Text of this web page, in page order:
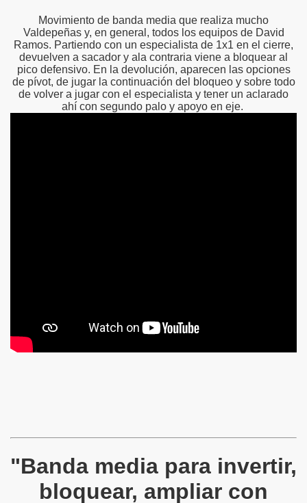
Movimiento de banda media que realiza mucho
Valdepeñas y, en general, todos los equipos de David
Ramos. Partiendo con un especialista de 1x1 en el cierre,
devuelven a sacador y ala contraria viene a bloquear al
pico defensivo. En la devolución, aparecen las opciones
de pívot, de jugar la continuación del bloqueo y sobre todo
de volver a jugar con el especialista y tener un aclarado
ahí con segundo palo y apoyo en eje.
"Banda media para invertir,
bloquear, ampliar con